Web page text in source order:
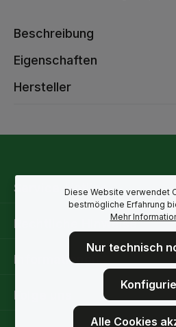
Beschreibung
Eigenschaften
Hersteller
Service-Hotline
Rechtliche Hinweise
Informationen
Folge uns
Diese Website verwendet
bestmögliche Erfahrung
Mehr
Nur technisch
Alle Cookies